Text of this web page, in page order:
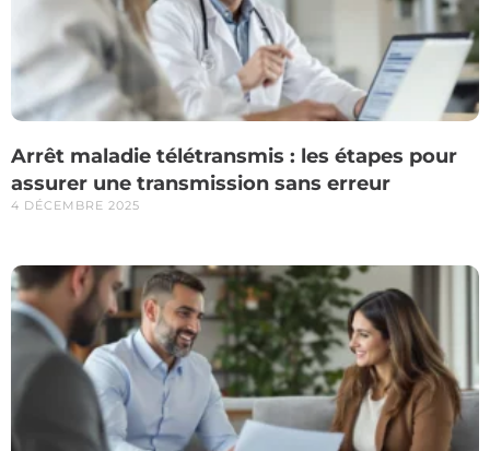
Arrêt maladie télétransmis : les étapes pour
assurer une transmission sans erreur
4 DÉCEMBRE 2025